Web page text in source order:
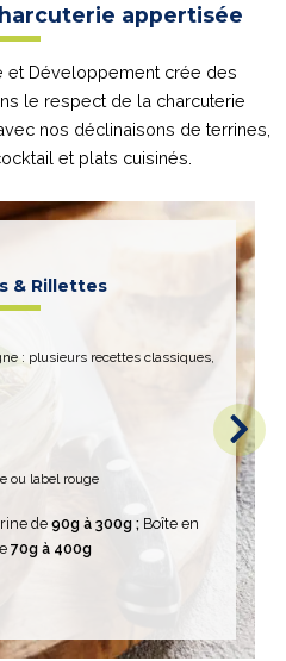
appertisée
et Développement crée des
le respect de la charcuterie
nos déclinaisons de terrines,
et plats cuisinés.
& Rillettes
: plusieurs recettes classiques,
ou label rouge
de 90g à300g ; Boîte en
70g à 400g